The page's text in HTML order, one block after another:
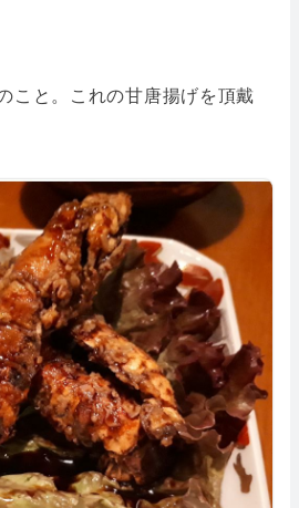
こと。これの甘唐揚げを頂戴